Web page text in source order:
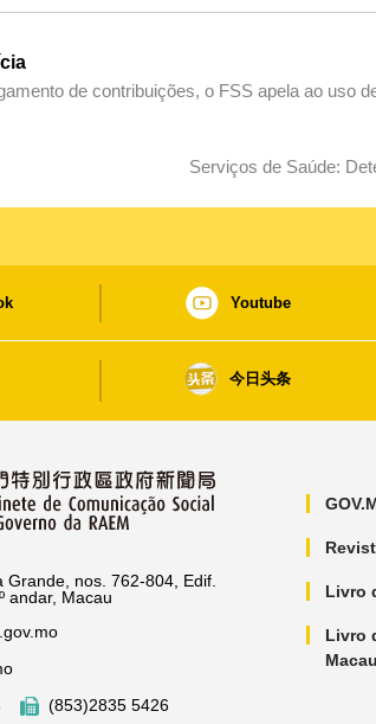
de contribuições, o FSS apela ao uso
Serviços de Saúde:
Youtube
今日头条
Grande, nos. 762-804, Edif.
andar, Macau
(853)2835 5426
Livro
Livro
Macau